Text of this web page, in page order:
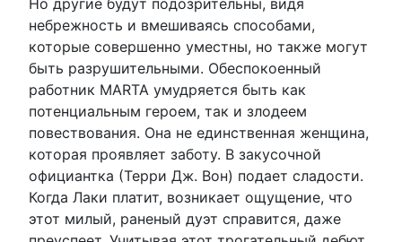
небрежность и вмешиваясь способами,
которые совершенно уместны, но также могут
быть разрушительными. Обеспокоенный
работник MARTA умудряется быть как
потенциальным героем, так и злодеем
повествования. Она не единственная женщина,
которая проявляет заботу. В закусочной
официантка (Терри Дж. Вон) подает сладости.
Когда Лаки платит, возникает ощущение, что
этот милый, раненый дуэт справится, даже